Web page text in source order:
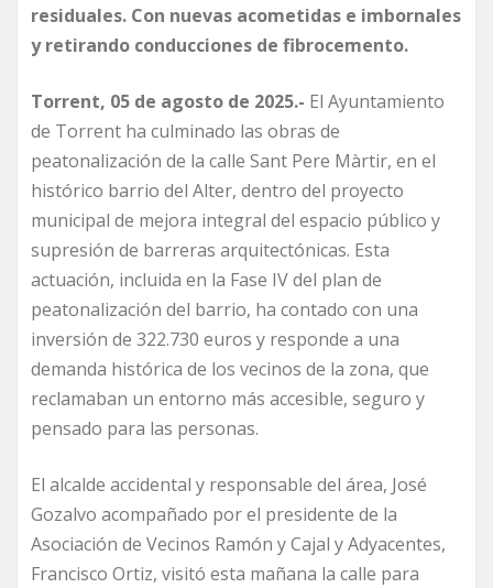
residuales. Con nuevas acometidas e imbornales
y retirando conducciones de fibrocemento.
Torrent, 05 de agosto de 2025.- El Ayuntamiento
de Torrent ha culminado las obras de
peatonalización de la calle Sant Pere Màrtir, en el
histórico barrio del Alter, dentro del proyecto
municipal de mejora integral del espacio público y
supresión de barreras arquitectónicas. Esta
actuación, incluida en la Fase IV del plan de
peatonalización del barrio, ha contado con una
inversión de 322.730 euros y responde a una
demanda histórica de los vecinos de la zona, que
reclamaban un entorno más accesible, seguro y
pensado para las personas.
El alcalde accidental y responsable del área, José
Gozalvo acompañado por el presidente de la
Asociación de Vecinos Ramón y Cajal y Adyacentes,
Francisco Ortiz, visitó esta mañana la calle para